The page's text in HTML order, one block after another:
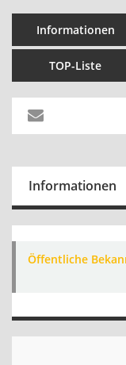
Informationen
TOP-Liste
Informationen
Öffentliche